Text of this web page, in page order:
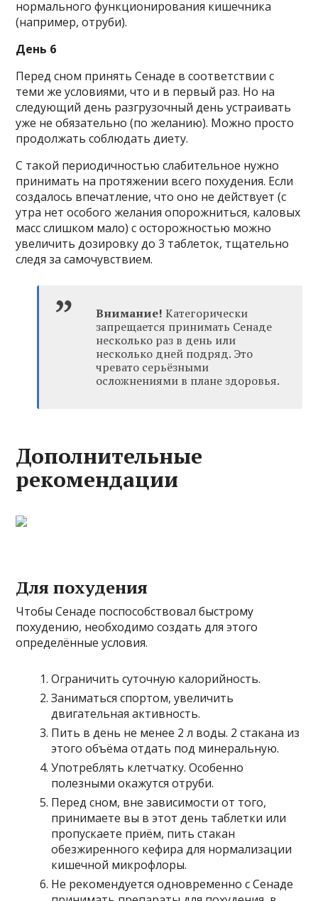
нормального функционирования кишечника
(например, отруби).
День 6
Перед сном принять Сенаде в соответствии с
теми же условиями, что и в первый раз. Но на
следующий день разгрузочный день устраивать
уже не обязательно (по желанию). Можно просто
продолжать соблюдать диету.
С такой периодичностью слабительное нужно
принимать на протяжении всего похудения. Если
создалось впечатление, что оно не действует (с
утра нет особого желания опорожниться, каловых
масс слишком мало) с осторожностью можно
увеличить дозировку до 3 таблеток, тщательно
следя за самочувствием.
Внимание! Категорически
запрещается принимать Сенаде
несколько раз в день или
несколько дней подряд. Это
чревато серьёзными
осложнениями в плане здоровья.
Дополнительные
рекомендации
Для похудения
Чтобы Сенаде поспособствовал быстрому
похудению, необходимо создать для этого
определённые условия.
Ограничить суточную калорийность.
Заниматься спортом, увеличить
двигательная активность.
Пить в день не менее 2 л воды. 2 стакана из
этого объёма отдать под минеральную.
Употреблять клетчатку. Особенно
полезными окажутся отруби.
Перед сном, вне зависимости от того,
принимаете вы в этот день таблетки или
пропускаете приём, пить стакан
обезжиренного кефира для нормализации
кишечной микрофлоры.
Не рекомендуется одновременно с Сенаде